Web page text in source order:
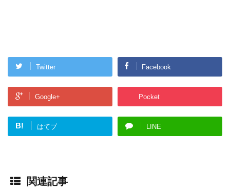
Twitter Facebook
Google+ Pocket
B! はてブ LINE
関連記事